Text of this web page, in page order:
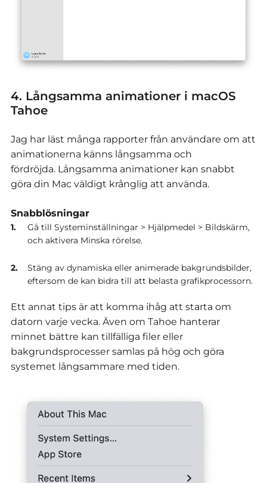
4. Långsamma animationer i macOS
Tahoe
Jag har läst många rapporter från användare om att
animationerna känns långsamma och
fördröjda. Långsamma animationer kan snabbt
göra din Mac väldigt krånglig att använda.
Snabblösningar
Gå till Systeminställningar > Hjälpmedel > Bildskärm,
och aktivera Minska rörelse.
Stäng av dynamiska eller animerade bakgrundsbilder,
eftersom de kan bidra till att belasta grafikprocessorn.
Ett annat tips är att komma ihåg att starta om
datorn varje vecka. Även om Tahoe hanterar
minnet bättre kan tillfälliga filer eller
bakgrundsprocesser samlas på hög och göra
systemet långsammare med tiden.